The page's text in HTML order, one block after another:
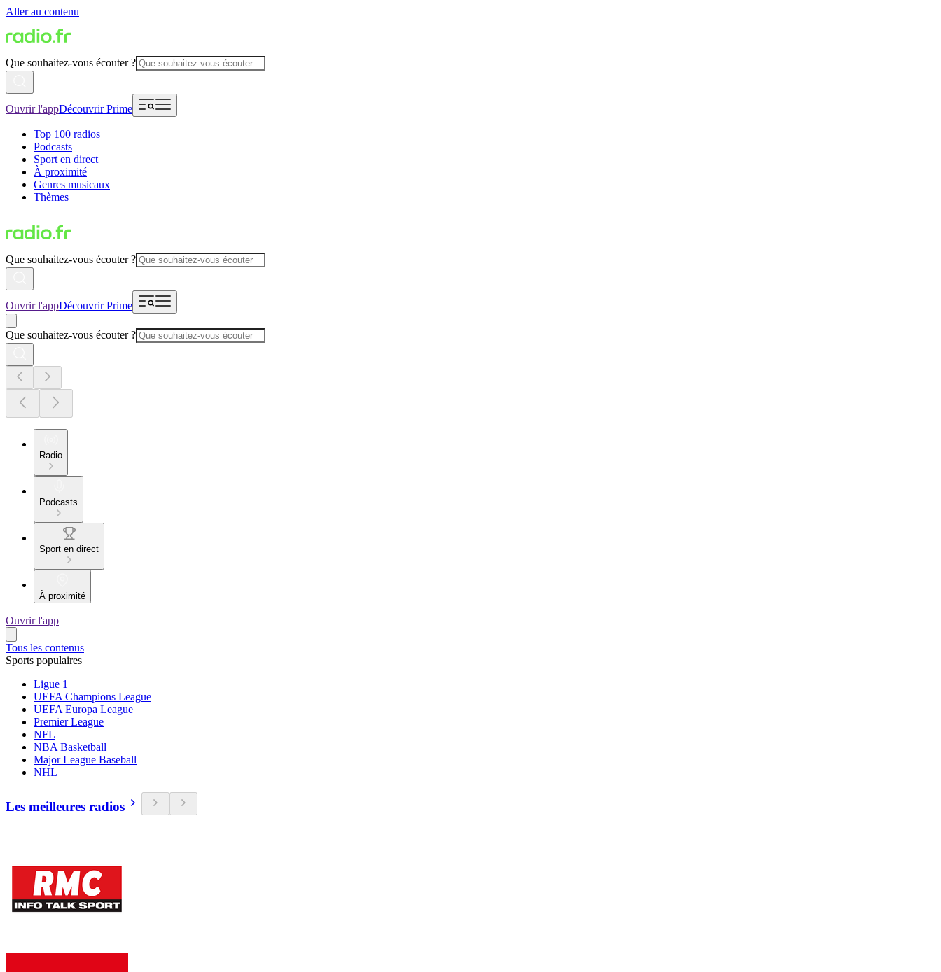
Aller au contenu
Que souhaitez-vous écouter ?
Ouvrir l'appDécouvrir Prime
Top 100 radios
Podcasts
Sport en direct
À proximité
Genres musicaux
Thèmes
Que souhaitez-vous écouter ?
Ouvrir l'appDécouvrir Prime
Que souhaitez-vous écouter ?
Radio
Podcasts
Sport en direct
À proximité
Ouvrir l'app
Tous les contenus
Sports populaires
Ligue 1
UEFA Champions League
UEFA Europa League
Premier League
NFL
NBA Basketball
Major League Baseball
NHL
Les meilleures radios